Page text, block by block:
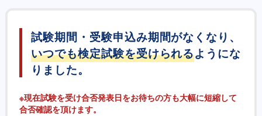
試験期間・受験申込み期間がなくなり、
いつでも検定試験を受けられるようにな
りました。
※現在試験を受け合否発表日をお待ちの方も大幅に短縮して
合否確認を頂けます。